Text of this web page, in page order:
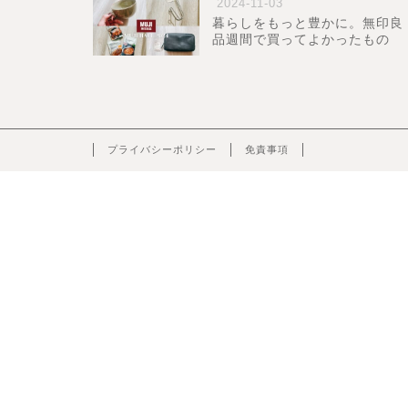
2024-11-03
暮らしをもっと豊かに。無印良
品週間で買ってよかったもの
プライバシーポリシー 免責事項